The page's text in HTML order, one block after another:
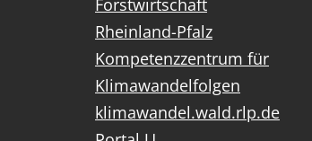
Forstwirtschaft
Rheinland-Pfalz
Kompetenzzentrum für
Klimawandelfolgen
klimawandel.wald.rlp.de